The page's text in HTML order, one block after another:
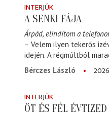
INTERJÚK
A SENKI FÁJA
Árpád, elindítom a
– Velem ilyen tekerős
idején. A régmúltból
Bérczes László
INTERJÚK
ÖT ÉS FÉL ÉVTIZED